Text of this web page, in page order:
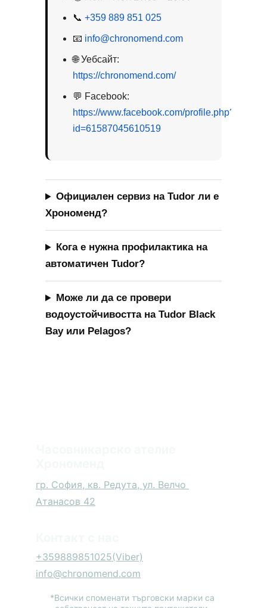
+359889851025(Viber)
info@chronomend.com
гр. София, кв. Редута, ул. Велчо
Атанасов 42
*Всички споменати търговски марки са